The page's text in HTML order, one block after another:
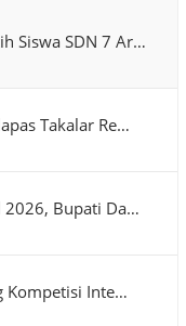
Siswa SDN 7 Ar…
Takalar Re…
2026, Bupati Da…
Kompetisi Inte…